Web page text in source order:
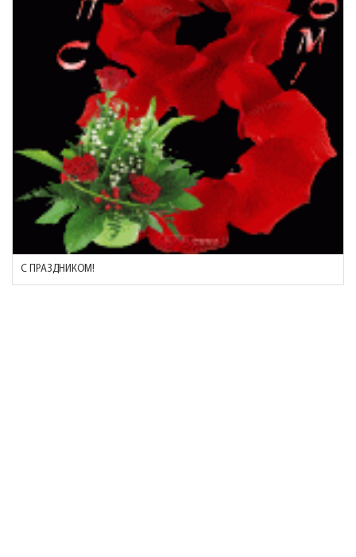
С ПРАЗДНИКОМ!